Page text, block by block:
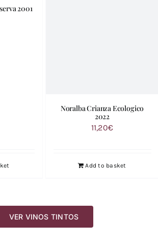
2001
Noralba Crianza Ecologico
2022
11,20€
Add to basket
VER VINOS TINTOS